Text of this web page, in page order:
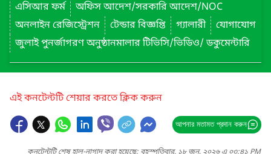
এসিআর ফর্ম
অফিস আদেশ/সরকারি আদেশ/NOC
অনলাইন রেজিস্ট্রেশন
টেন্ডার বিজ্ঞপ্তি গ্যালারী
যোগাযোগ
জুলাই পুনর্জাগরণ অনুষ্ঠানমালার টিভিসি/ভিডিও/ ডকুমেন্টারি
এই কনটেন্টটি শেয়ার করতে ক্লিক করুন
আপনার মতামত প্রদান করুন